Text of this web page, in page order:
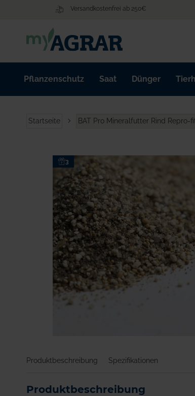
Versandkostenfrei ab 250€
Pflanzenschutz Saat Dünger
Startseite BAT Pro Mineralfutter Rind Repro-
Bildgalerie
springen
3
der
springen
Produktbeschreibung Spezifikationen
Produktbeschreibung